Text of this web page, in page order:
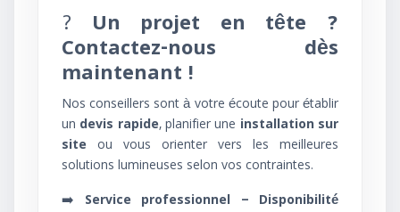
? Un projet en tête ?
Contactez-nous dès
maintenant !
Nos conseillers sont à votre écoute pour établir
un devis rapide, planifier une installation sur
site ou vous orienter vers les meilleures
solutions lumineuses selon vos contraintes.
➡️ Service professionnel – Disponibilité